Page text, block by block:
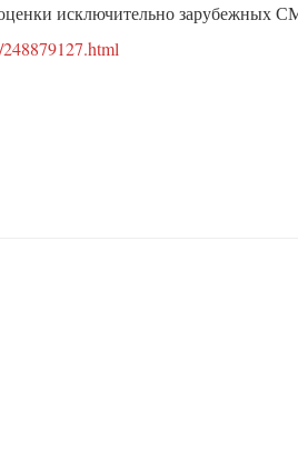
исключительно зарубежных